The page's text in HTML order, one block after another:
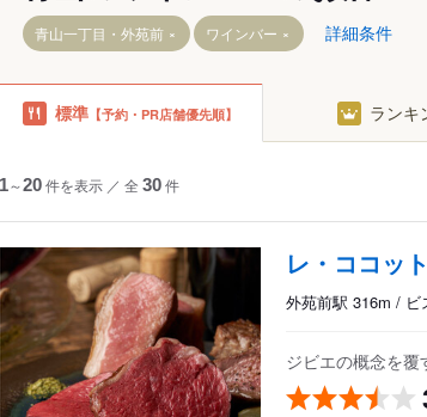
青山一丁目・外苑前 ワインバー 詳細条件
標準 【予約・PR店舗優先順】 ランキ
1～20件を表示 ／ 全 30件
レ・ココット
外苑前駅 316m / ビ
ジビエの概念を覆